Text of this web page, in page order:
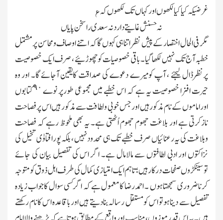
غرضیکہ کیاکیالکھوں اورکہاں تك لکھوں کہع
نہ حسنش غایتے دارد نہ سعدی راسخن پایاں
مگرفی الحال اختصار کے پیش نظر اتناہی کہوں گا کہ اتنے اوصاف ومحاسن پرمشتمل
خطبہ آج تك نہیں لکھاگیا۔ باقی خصوصیات کوچھوڑئیے ، صرف ایك خصوصیت
پرنظرڈال لیجئے ، آپ کومیرے دعوے کی صداقت کایقین آجائے گا۔ اور وہ
حیرت افزا خصوصیت یہ ہے کہ اس خطبے میں مجموعی طورپر نوے ٩٠کتابوں
اوراماموں کے نام مذکورہیں اور جس خوبی ولطافت سے مذکور ہیں اس پرفصاحت
نازکرتی ہے اور بلاغت جھوم جھوم اُٹھتی ہے۔ یہ بھی ملحوظ رہے کہ فصاحت
وبلاغت کی یہ رعنائیاں صرف خطبے تك ہی محدودنہیں ، بلکہ پورافتاوٰی تخیل کی
نزاکتوں اور ادبی لطافتوں سے مالامال ہے۔ اگر اس کی تفصیل بیان کی جائے
توسینکڑوں صفحات درکارہیں ؛ تاہم ایك امتیازی کمال کی طرف اہل ذوق کومتوجہ
کرناضروری سمجھتاہوں ۔ احمدرضا کامعمول ہے کہ اگرکسی سوال کاجواب زیادہ
تفصیل سے دیناہوتو اس کومستقل رسالہ بنادیتے ہیں اورباقاعدہ اس کانام رکھتے